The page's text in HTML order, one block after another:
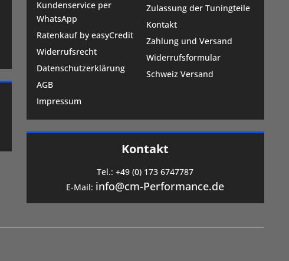
Kundenservice per
WhatsApp
Ratenkauf by easyCredit
Widerrufsrecht
Datenschutzerklärung
AGB
Impressum
Zulassung der Tuningteile
Kontakt
Zahlung und Versand
Widerrufsformular
Schweiz Versand
Kontakt
Tel.:+49 (0) 173 6747787
E-Mail: info@cm-Performance.de